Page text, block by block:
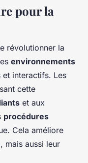
pour la
révolutionner la
environnements
et interactifs. Les
cette
et aux
procédures
Cela améliore
, mais aussi leur